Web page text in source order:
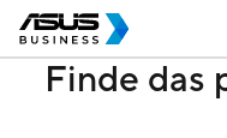
Finde das